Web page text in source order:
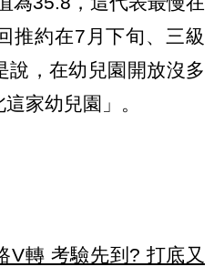
推約在7月下旬、三級
說，在幼兒園開放沒多
家幼兒園」。
轉 考驗先到? 打底又